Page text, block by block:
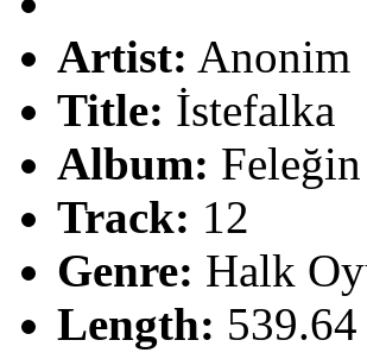
Artist: Anonim
Title: İstefalka
Album:
Track: 12
Genre: Halk
Length: